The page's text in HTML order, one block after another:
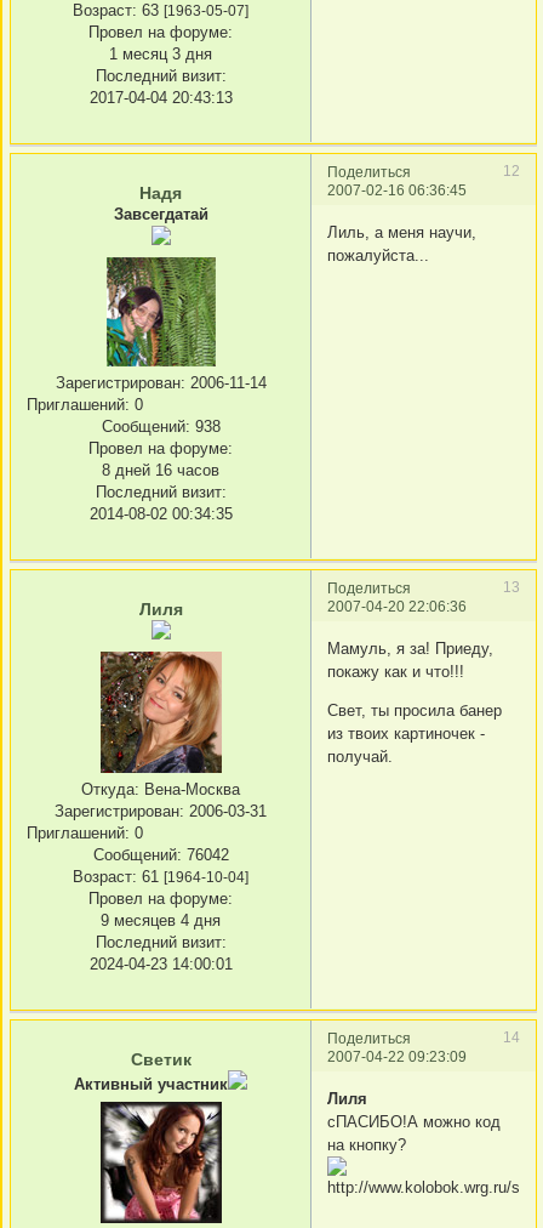
Возраст: 63 [1963-05-07]
Провел на форуме:
1 месяц 3 дня
Последний визит:
2017-04-04 20:43:13
Поделиться
12
2007-02-16 06:36:45
Надя
Завсегдатай
Зарегистрирован: 2006-11-14
Приглашений: 0
Сообщений: 938
Провел на форуме:
8 дней 16 часов
Последний визит:
2014-08-02 00:34:35
Лиль, а меня научи,
пожалуйста...
Поделиться
13
2007-04-20 22:06:36
Лиля
Откуда: Вена-Москва
Зарегистрирован: 2006-03-31
Приглашений: 0
Сообщений: 76042
Возраст: 61 [1964-10-04]
Провел на форуме:
9 месяцев 4 дня
Последний визит:
2024-04-23 14:00:01
Мамуль, я за! Приеду,
покажу как и что!!!
Свет, ты просила банер
из твоих картиночек -
получай.
Поделиться
14
2007-04-22 09:23:09
Светик
Активный участник
Лиля
сПАСИБО!А можно код
на кнопку?